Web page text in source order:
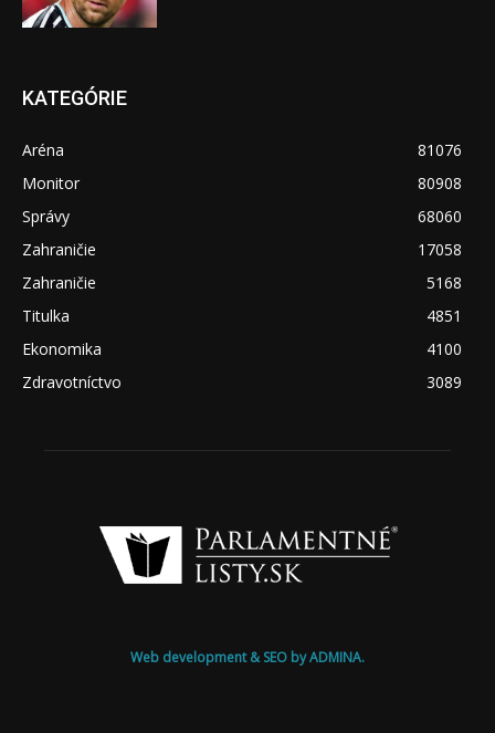
KATEGÓRIE
Aréna
81076
Monitor
80908
Správy
68060
Zahraničie
17058
Zahraničie
5168
Titulka
4851
Ekonomika
4100
Zdravotníctvo
3089
Web development & SEO by ADMINA.